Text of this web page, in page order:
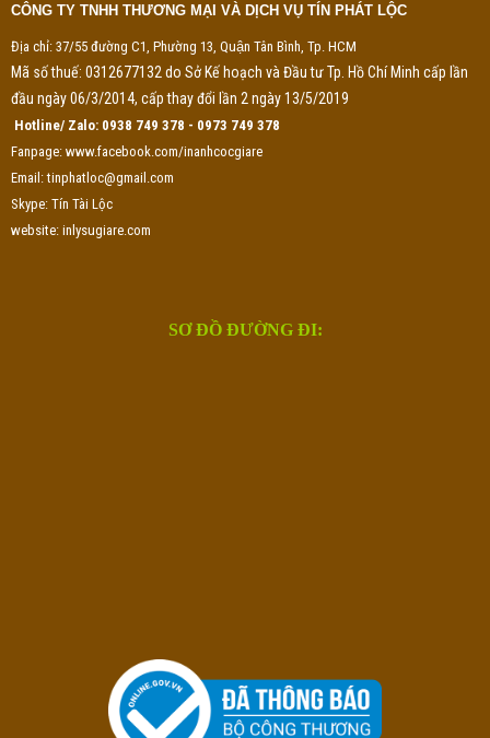
CÔNG TY TNHH THƯƠNG MẠI VÀ DỊCH VỤ TÍN PHÁT LỘC
Địa chỉ: 37/55 đường C1, Phường 13, Quận Tân Bình, Tp. HCM
Mã số thuế: 0312677132 do Sở Kế hoạch và Đầu tư Tp. Hồ Chí Minh cấp lần
đầu ngày 06/3/2014, cấp thay đổi lần 2 ngày 13/5/2019
Hotline/ Zalo: 0938 749 378 - 0973 749 378
Fanpage: www.facebook.com/inanhcocgiare
Email: tinphatloc@gmail.com
Skype: Tín Tài Lộc
website: inlysugiare.com
SƠ ĐỒ ĐƯỜNG ĐI: